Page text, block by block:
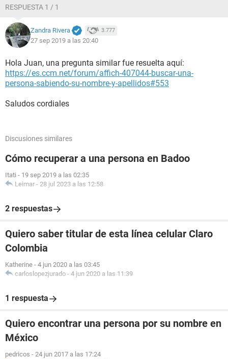
RESPUESTA 1 / 1
Zandra Rivera 3.777
27 sep 2019 a las 20:40
Hola Juan, una pregunta similar fue resuelta aquí:
https://es.ccm.net/forum/affich-407044-buscar-una-
persona-sabiendo-su-nombre-y-apellidos#553
Saludos cordiales
Discusiones similares
Cómo recuperar a una persona en Badoo
Itati - 19 sep 2019 a las 02:35
Leimar - 28 jul 2023 a las 12:58
2 respuestas
Quiero saber titular de esta línea celular Claro
Colombia
Katherine - 4 jun 2020 a las 03:45
carloslopezjurado - 4 jun 2020 a las 11:39
1 respuesta
Quiero encontrar una persona por su nombre en
México
pedricos - 24 jun 2017 a las 17:24